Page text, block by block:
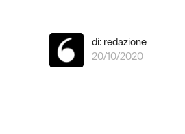
di: redazione
20/10/2020